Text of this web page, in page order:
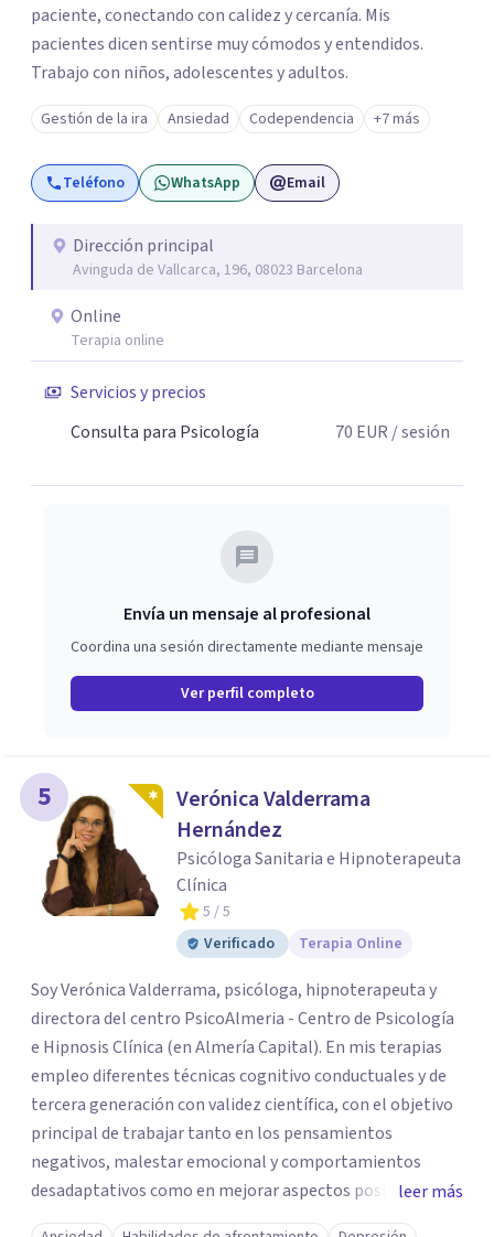
paciente, conectando con calidez y cercanía. Mis
pacientes dicen sentirse muy cómodos y entendidos.
Trabajo con niños, adolescentes y adultos.
Gestión de la ira Ansiedad Codependencia +7 más
Teléfono WhatsApp Email
Dirección principal
Avinguda de Vallcarca, 196, 08023 Barcelona
Online
Terapia online
Servicios y precios
Consulta para Psicología
70 EUR / sesión
Envía un mensaje al profesional
Coordina una sesión directamente mediante mensaje
Ver perfil completo
5
Verónica Valderrama
Hernández
Psicóloga Sanitaria e Hipnoterapeuta
Clínica
5 / 5
Verificado
Terapia Online
Soy Verónica Valderrama, psicóloga, hipnoterapeuta y
directora del centro PsicoAlmeria - Centro de Psicología
e Hipnosis Clínica (en Almería Capital). En mis terapias
empleo diferentes técnicas cognitivo conductuales y de
tercera generación con validez científica, con el objetivo
principal de trabajar tanto en los pensamientos
negativos, malestar emocional y comportamientos
desadaptativos como en mejorar aspectos positivos,
habilidades y desarrollo personal. ¡Tus objetivos son los
leer más